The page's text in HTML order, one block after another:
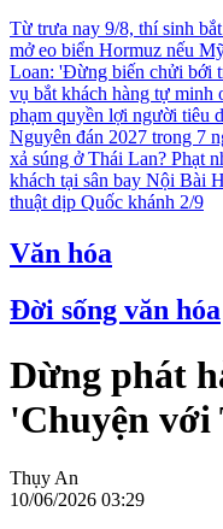
Từ trưa nay 9/8, thí sinh
mở eo biển Hormuz nếu
Loan: 'Đừng biến chửi bới
vụ bắt khách hàng tự minh
phạm quyền lợi người tiêu
Nguyên đán 2027 trong 7
xả súng ở Thái Lan? Phạt
khách tại sân bay Nội Bài
thuật dịp Quốc khánh 2/9
Văn hóa
Đời sống văn hóa
Dừng phát
'Chuyện với
Thụy An
10/06/2026 03:29